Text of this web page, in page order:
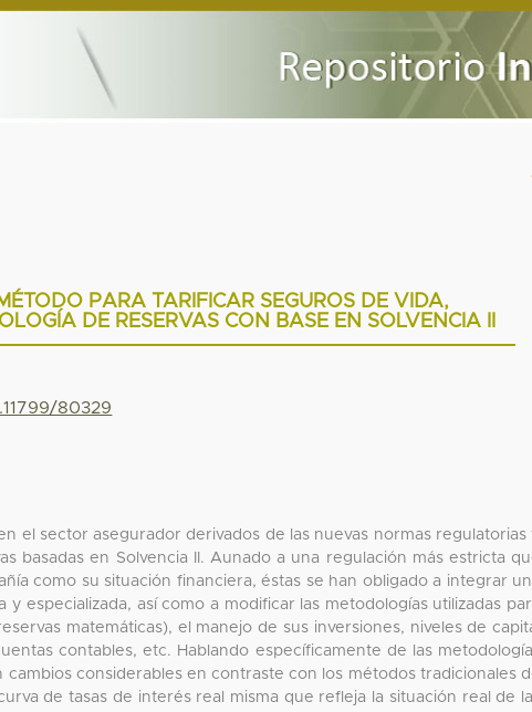
PARA TARIFICAR SEGUROS DE VIDA,
DE RESERVAS CON BASE EN SOLVENCIA II
80329
el sector asegurador derivados de las nuevas normas regulatorias
basadas en Solvencia II. Aunado a una regulación más estricta
como su situación financiera, éstas se han obligado a integrar
especializada, así como a modificar las metodologías utilizadas
matemáticas), el manejo de sus inversiones, niveles de
contables, etc. Hablando específicamente de las
cambios considerables en contraste con los métodos tradicionales
de tasas de interés real misma que refleja la situación real de